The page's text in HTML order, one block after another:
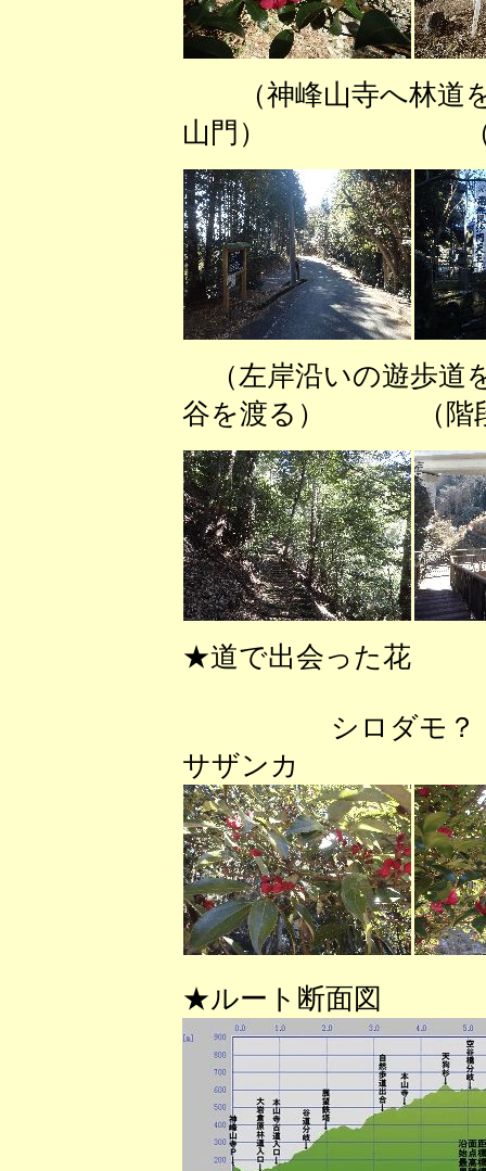
（神峰山寺へ林
山門） （山門
（左岸沿いの遊歩
谷を渡る） （階段
★道で出会った花
シロ
サザンカ
★ルート断面図